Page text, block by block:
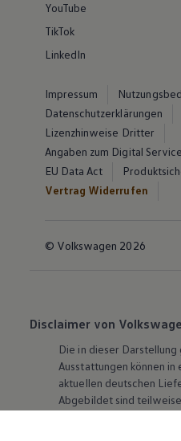
YouTube
TikTok
LinkedIn
Impressum
Datenschutzerklärungen
Lizenzhinweise Dritter
Angaben zum Digital
EU Data Act
Vertrag Widerrufen
© Volkswagen 2026
Disclaimer von
Die in dieser
Ausstattungen können
aktuellen deutschen
Abgebildet sind